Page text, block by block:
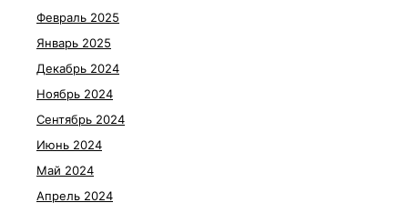
Февраль 2025
Январь 2025
Декабрь 2024
Ноябрь 2024
Сентябрь 2024
Июнь 2024
Май 2024
Апрель 2024